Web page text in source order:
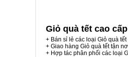
Giỏ quà tết cao
+ Bán sỉ lẻ các loại Giỏ quà tết
+ Giao hàng Giỏ quà tết tận
+ Hợp tác phân phối các loại